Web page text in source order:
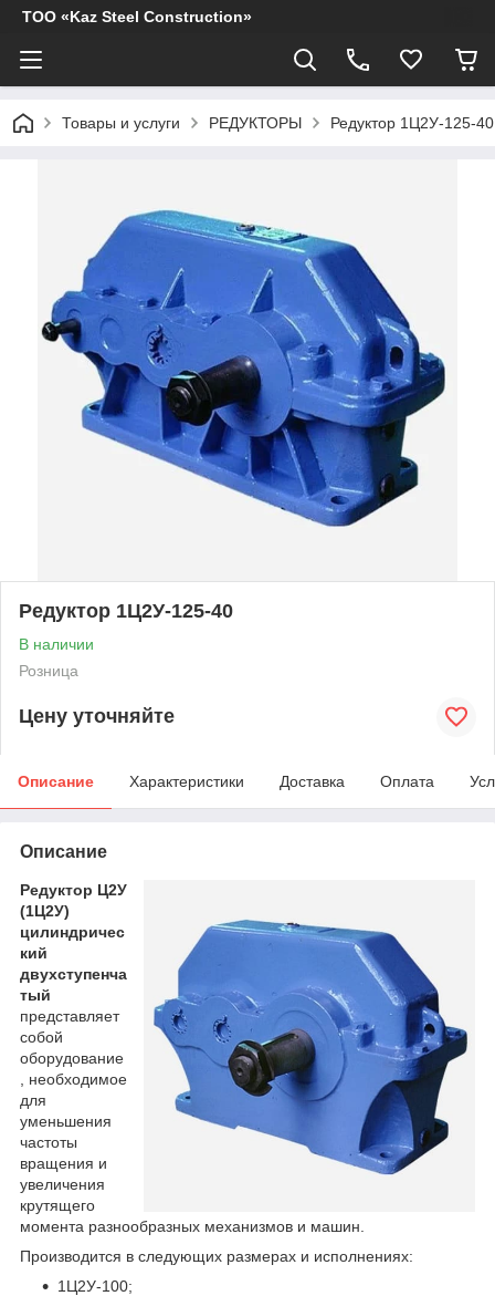
ТОО «Kaz Steel Construction»
Товары и услуги РЕДУКТОРЫ Редуктор 1Ц2У-125-40
Редуктор 1Ц2У-125-40
В наличии
Розница
Цену уточняйте
Описание Характеристики Доставка Оплата
Описание
Редуктор Ц2У
(1Ц2У)
цилиндричес
кий
двухступенча
тый
представляет
собой
оборудование
, необходимое
для
уменьшения
частоты
вращения и
увеличения
крутящего
момента разнообразных механизмов и машин.
Производится в следующих размерах и исполнениях:
1Ц2У-100;